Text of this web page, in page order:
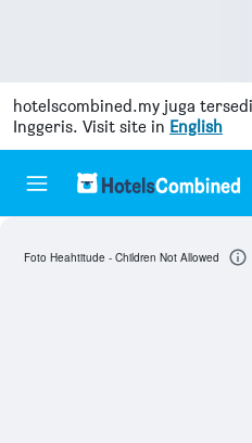
hotelscombined.my juga
Inggeris. Visit site in English
Foto Heahtitude - Children Not Allowed